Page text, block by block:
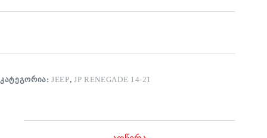
ᲙᲐᲢᲔᲒᲝᲠᲘᲐ:JEEP,JP RENEGADE 14-21